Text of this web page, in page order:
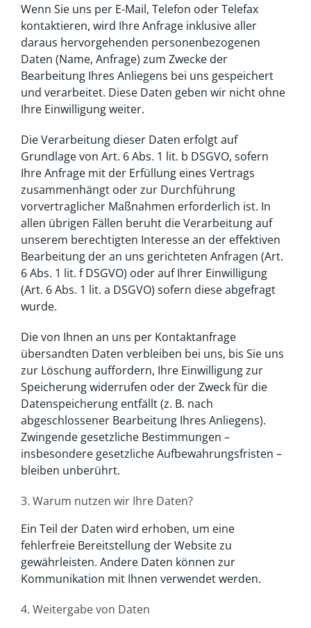
Wenn Sie uns per E-Mail, Telefon oder Telefax
kontaktieren, wird Ihre Anfrage inklusive aller
daraus hervorgehenden personenbezogenen
Daten (Name, Anfrage) zum Zwecke der
Bearbeitung Ihres Anliegens bei uns gespeichert
und verarbeitet. Diese Daten geben wir nicht ohne
Ihre Einwilligung weiter.
Die Verarbeitung dieser Daten erfolgt auf
Grundlage von Art. 6 Abs. 1 lit. b DSGVO, sofern
Ihre Anfrage mit der Erfüllung eines Vertrags
zusammenhängt oder zur Durchführung
vorvertraglicher Maßnahmen erforderlich ist. In
allen übrigen Fällen beruht die Verarbeitung auf
unserem berechtigten Interesse an der effektiven
Bearbeitung der an uns gerichteten Anfragen (Art.
6 Abs. 1 lit. f DSGVO) oder auf Ihrer Einwilligung
(Art. 6 Abs. 1 lit. a DSGVO) sofern diese abgefragt
wurde.
Die von Ihnen an uns per Kontaktanfrage
übersandten Daten verbleiben bei uns, bis Sie uns
zur Löschung auffordern, Ihre Einwilligung zur
Speicherung widerrufen oder der Zweck für die
Datenspeicherung entfällt (z. B. nach
abgeschlossener Bearbeitung Ihres Anliegens).
Zwingende gesetzliche Bestimmungen –
insbesondere gesetzliche Aufbewahrungsfristen –
bleiben unberührt.
3. Warum nutzen wir Ihre Daten?
Ein Teil der Daten wird erhoben, um eine
fehlerfreie Bereitstellung der Website zu
gewährleisten. Andere Daten können zur
Kommunikation mit Ihnen verwendet werden.
4. Weitergabe von Daten